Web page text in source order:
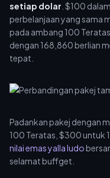
setiap dolar . $100
perbelanjaan yang sama
pada ambang 100
dengan 168,860 berlian
tepat.
Padankan pakej dengan
100 Teratas, $300 untuk
nilai emas yalla ludo
selamat buffget.